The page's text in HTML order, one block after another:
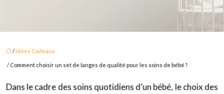
/ Idées Cadeaux
/ Comment choisir un set de langes de qualité pour les soins de bébé ?
Dans le cadre des soins quotidiens d’un bébé, le choix des